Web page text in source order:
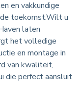
en vakkundige
toekomst.Wilt u
laten
het volledige
en montage in
van kwaliteit,
die perfect aansluit